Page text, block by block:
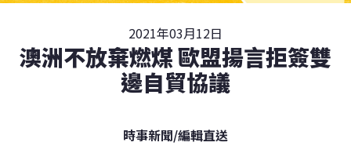
2021年03月12日
澳洲不放棄燃煤 歐盟揚言拒簽雙
邊自貿協議
時事新聞/編輯直送